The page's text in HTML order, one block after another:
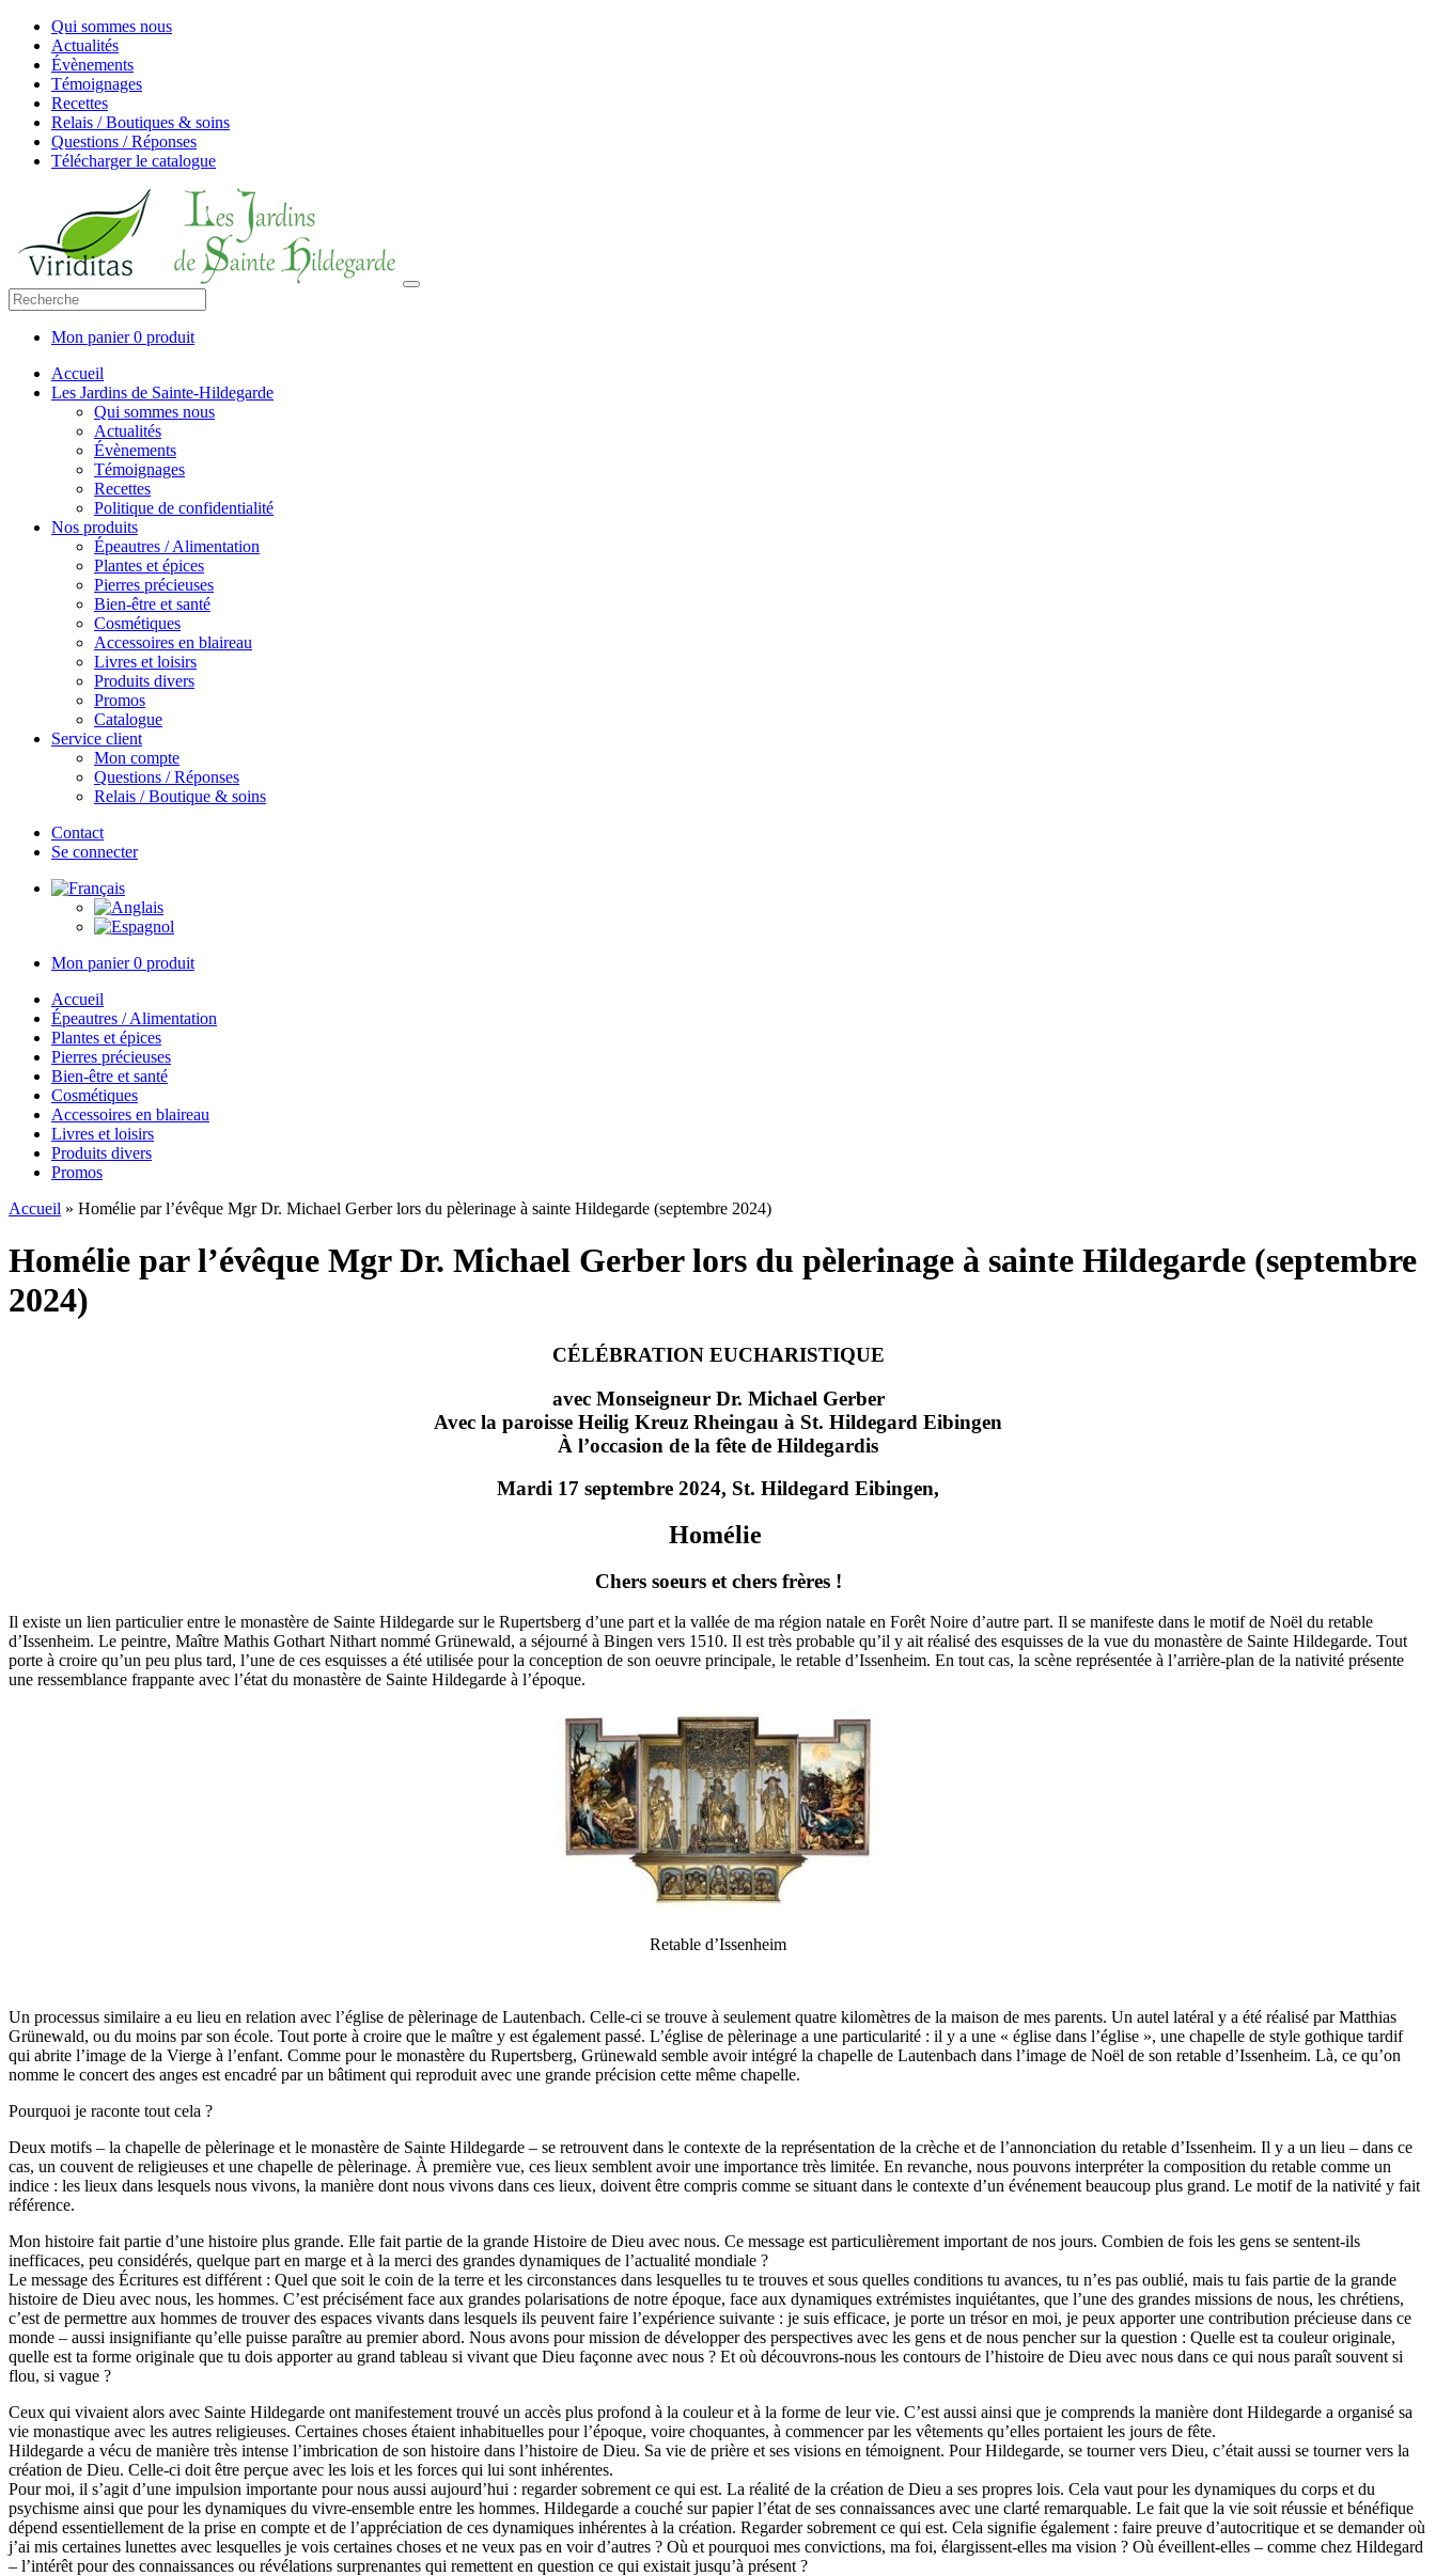
Qui sommes nous
Actualités
Évènements
Témoignages
Recettes
Relais / Boutiques & soins
Questions / Réponses
Télécharger le catalogue
Mon panier0 produit
Accueil
Les Jardins de Sainte-Hildegarde
Qui sommes nous
Actualités
Évènements
Témoignages
Recettes
Politique de confidentialité
Nos produits
Épeautres / Alimentation
Plantes et épices
Pierres précieuses
Bien-être et santé
Cosmétiques
Accessoires en blaireau
Livres et loisirs
Produits divers
Promos
Catalogue
Service client
Mon compte
Questions / Réponses
Relais / Boutique & soins
Contact
Se connecter
Mon panier0 produit
Accueil
Épeautres / Alimentation
Plantes et épices
Pierres précieuses
Bien-être et santé
Cosmétiques
Accessoires en blaireau
Livres et loisirs
Produits divers
Promos
Accueil » Homélie par l’évêque Mgr Dr. Michael Gerber lors du pèlerinage à sainte Hildegarde (septembre 2024)
Homélie par l’évêque Mgr Dr. Michael Gerber lors du pèlerinage à sainte Hildegarde (septembre
2024)
CÉLÉBRATION EUCHARISTIQUE
avec Monseigneur Dr. Michael Gerber
Avec la paroisse Heilig Kreuz Rheingau à St. Hildegard Eibingen
À l’occasion de la fête de Hildegardis
Mardi 17 septembre 2024, St. Hildegard Eibingen,
Homélie
Chers soeurs et chers frères !
Il existe un lien particulier entre le monastère de Sainte Hildegarde sur le Rupertsberg d’une part et la vallée de ma région natale en Forêt Noire d’autre part. Il se manifeste dans le motif de Noël du retable
d’Issenheim. Le peintre, Maître Mathis Gothart Nithart nommé Grünewald, a séjourné à Bingen vers 1510. Il est très probable qu’il y ait réalisé des esquisses de la vue du monastère de Sainte Hildegarde. Tout
porte à croire qu’un peu plus tard, l’une de ces esquisses a été utilisée pour la conception de son oeuvre principale, le retable d’Issenheim. En tout cas, la scène représentée à l’arrière-plan de la nativité présente
une ressemblance frappante avec l’état du monastère de Sainte Hildegarde à l’époque.
Retable d’Issenheim
Un processus similaire a eu lieu en relation avec l’église de pèlerinage de Lautenbach. Celle-ci se trouve à seulement quatre kilomètres de la maison de mes parents. Un autel latéral y a été réalisé par Matthias
Grünewald, ou du moins par son école. Tout porte à croire que le maître y est également passé. L’église de pèlerinage a une particularité : il y a une « église dans l’église », une chapelle de style gothique tardif
qui abrite l’image de la Vierge à l’enfant. Comme pour le monastère du Rupertsberg, Grünewald semble avoir intégré la chapelle de Lautenbach dans l’image de Noël de son retable d’Issenheim. Là, ce qu’on
nomme le concert des anges est encadré par un bâtiment qui reproduit avec une grande précision cette même chapelle.
Pourquoi je raconte tout cela ?
Deux motifs – la chapelle de pèlerinage et le monastère de Sainte Hildegarde – se retrouvent dans le contexte de la représentation de la crèche et de l’annonciation du retable d’Issenheim. Il y a un lieu – dans ce
cas, un couvent de religieuses et une chapelle de pèlerinage. À première vue, ces lieux semblent avoir une importance très limitée. En revanche, nous pouvons interpréter la composition du retable comme un
indice : les lieux dans lesquels nous vivons, la manière dont nous vivons dans ces lieux, doivent être compris comme se situant dans le contexte d’un événement beaucoup plus grand. Le motif de la nativité y fait
référence.
Mon histoire fait partie d’une histoire plus grande. Elle fait partie de la grande Histoire de Dieu avec nous. Ce message est particulièrement important de nos jours. Combien de fois les gens se sentent-ils
inefficaces, peu considérés, quelque part en marge et à la merci des grandes dynamiques de l’actualité mondiale ?
Le message des Écritures est différent : Quel que soit le coin de la terre et les circonstances dans lesquelles tu te trouves et sous quelles conditions tu avances, tu n’es pas oublié, mais tu fais partie de la grande
histoire de Dieu avec nous, les hommes. C’est précisément face aux grandes polarisations de notre époque, face aux dynamiques extrémistes inquiétantes, que l’une des grandes missions de nous, les chrétiens,
c’est de permettre aux hommes de trouver des espaces vivants dans lesquels ils peuvent faire l’expérience suivante : je suis efficace, je porte un trésor en moi, je peux apporter une contribution précieuse dans ce
monde – aussi insignifiante qu’elle puisse paraître au premier abord. Nous avons pour mission de développer des perspectives avec les gens et de nous pencher sur la question : Quelle est ta couleur originale,
quelle est ta forme originale que tu dois apporter au grand tableau si vivant que Dieu façonne avec nous ? Et où découvrons-nous les contours de l’histoire de Dieu avec nous dans ce qui nous paraît souvent si
flou, si vague ?
Ceux qui vivaient alors avec Sainte Hildegarde ont manifestement trouvé un accès plus profond à la couleur et à la forme de leur vie. C’est aussi ainsi que je comprends la manière dont Hildegarde a organisé sa
vie monastique avec les autres religieuses. Certaines choses étaient inhabituelles pour l’époque, voire choquantes, à commencer par les vêtements qu’elles portaient les jours de fête.
Hildegarde a vécu de manière très intense l’imbrication de son histoire dans l’histoire de Dieu. Sa vie de prière et ses visions en témoignent. Pour Hildegarde, se tourner vers Dieu, c’était aussi se tourner vers la
création de Dieu. Celle-ci doit être perçue avec les lois et les forces qui lui sont inhérentes.
Pour moi, il s’agit d’une impulsion importante pour nous aussi aujourd’hui : regarder sobrement ce qui est. La réalité de la création de Dieu a ses propres lois. Cela vaut pour les dynamiques du corps et du
psychisme ainsi que pour les dynamiques du vivre-ensemble entre les hommes. Hildegarde a couché sur papier l’état de ses connaissances avec une clarté remarquable. Le fait que la vie soit réussie et bénéfique
dépend essentiellement de la prise en compte et de l’appréciation de ces dynamiques inhérentes à la création. Regarder sobrement ce qui est. Cela signifie également : faire preuve d’autocritique et se demander où
j’ai mis certaines lunettes avec lesquelles je vois certaines choses et ne veux pas en voir d’autres ? Où et pourquoi mes convictions, ma foi, élargissent-elles ma vision ? Où éveillent-elles – comme chez Hildegard
– l’intérêt pour des connaissances ou révélations surprenantes qui remettent en question ce qui existait jusqu’à présent ?